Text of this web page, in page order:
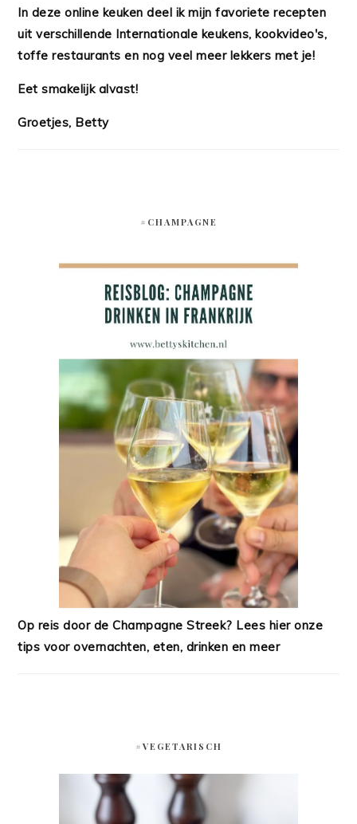
In deze online keuken deel ik mijn favoriete recepten
uit verschillende Internationale keukens, kookvideo's,
toffe restaurants en nog veel meer lekkers met je!
Eet smakelijk alvast!
Groetjes, Betty
#CHAMPAGNE
Op reis door de Champagne Streek? Lees hier onze
tips voor overnachten, eten, drinken en meer
#VEGETARISCH